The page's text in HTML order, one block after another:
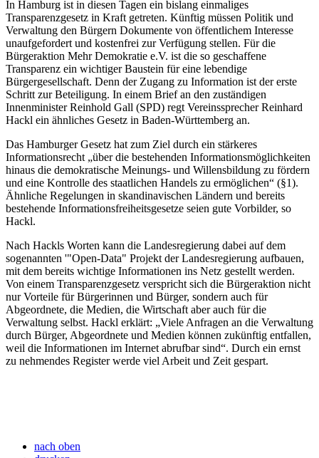
In Hamburg ist in diesen Tagen ein bislang einmaliges
Transparenzgesetz in Kraft getreten. Künftig müssen Politik und
Verwaltung den Bürgern Dokumente von öffentlichem Interesse
unaufgefordert und kostenfrei zur Verfügung stellen. Für die
Bürgeraktion Mehr Demokratie e.V. ist die so geschaffene
Transparenz ein wichtiger Baustein für eine lebendige
Bürgergesellschaft. Denn der Zugang zu Information ist der erste
Schritt zur Beteiligung. In einem Brief an den zuständigen
Innenminister Reinhold Gall (SPD) regt Vereinssprecher Reinhard
Hackl ein ähnliches Gesetz in Baden-Württemberg an.
Das Hamburger Gesetz hat zum Ziel durch ein stärkeres
Informationsrecht „über die bestehenden Informationsmöglichkeiten
hinaus die demokratische Meinungs- und Willensbildung zu fördern
und eine Kontrolle des staatlichen Handels zu ermöglichen“ (§1).
Ähnliche Regelungen in skandinavischen Ländern und bereits
bestehende Informationsfreiheitsgesetze seien gute Vorbilder, so
Hackl.
Nach Hackls Worten kann die Landesregierung dabei auf dem
sogenannten '"Open-Data" Projekt der Landesregierung aufbauen,
mit dem bereits wichtige Informationen ins Netz gestellt werden.
Von einem Transparenzgesetz verspricht sich die Bürgeraktion nicht
nur Vorteile für Bürgerinnen und Bürger, sondern auch für
Abgeordnete, die Medien, die Wirtschaft aber auch für die
Verwaltung selbst. Hackl erklärt: „Viele Anfragen an die Verwaltung
durch Bürger, Abgeordnete und Medien können zukünftig entfallen,
weil die Informationen im Internet abrufbar sind“. Durch ein ernst
zu nehmendes Register werde viel Arbeit und Zeit gespart.
nach oben